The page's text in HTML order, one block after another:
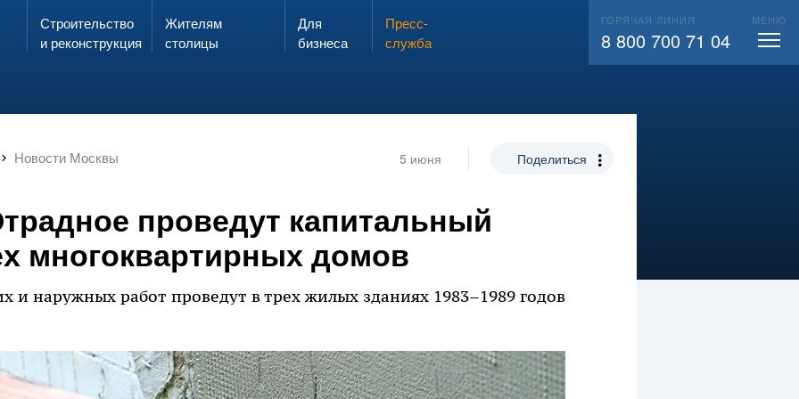
Запах газа?
ЗВОНИ 104 ВЫЗВАТЬ СЛЕСАРЯ
Строительство
и реконструкция
Жителям
столицы
Для
бизнеса
Пресс-
служба
ГОРЯЧАЯ ЛИНИЯ
8 800 700 71 04
МЕНЮ
Новости Москвы 5 июня Поделиться
проведут капитальный
многоквартирных домов
и наружных работ проведут в трех жилых зданиях 1983–1989 годов